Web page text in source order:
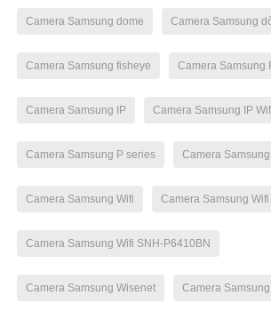
Camera Samsung dome Camera Samsung
Camera Samsung fisheye Camera Samsung
Camera Samsung IP Camera Samsung IP
Camera Samsung P series Camera
Camera Samsung Wifi Camera Samsung
Camera Samsung Wifi SNH-P6410BN
Camera Samsung Wisenet Camera